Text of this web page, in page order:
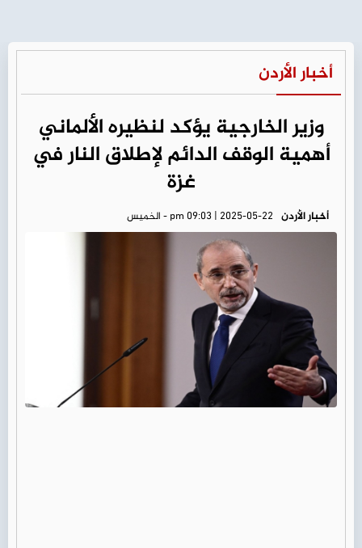
أخبار الأردن
وزير الخارجية يؤكد لنظيره الألماني
أهمية الوقف الدائم لإطلاق النار في
غزة
أخبار الأردن pm 09:03 | 2025-05-22 - الخميس